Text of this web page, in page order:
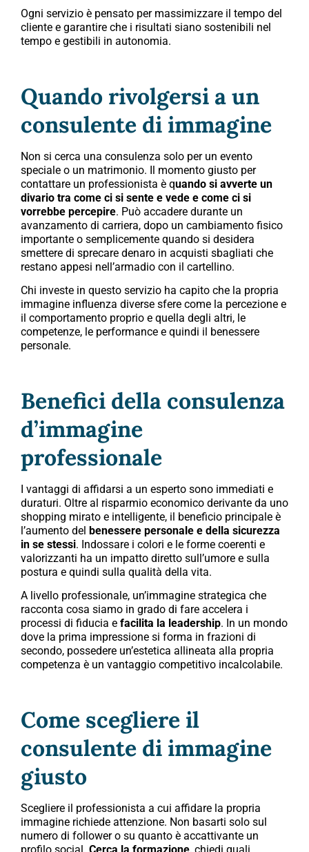
Ogni servizio è pensato per massimizzare il tempo del
cliente e garantire che i risultati siano sostenibili nel
tempo e gestibili in autonomia.
Quando rivolgersi a un
consulente di immagine
Non si cerca una consulenza solo per un evento
speciale o un matrimonio. Il momento giusto per
contattare un professionista è quando si avverte un
divario tra come ci si sente e vede e come ci si
vorrebbe percepire. Può accadere durante un
avanzamento di carriera, dopo un cambiamento fisico
importante o semplicemente quando si desidera
smettere di sprecare denaro in acquisti sbagliati che
restano appesi nell’armadio con il cartellino.
Chi investe in questo servizio ha capito che la propria
immagine influenza diverse sfere come la percezione e
il comportamento proprio e quella degli altri, le
competenze, le performance e quindi il benessere
personale.
Benefici della consulenza
d’immagine
professionale
I vantaggi di affidarsi a un esperto sono immediati e
duraturi. Oltre al risparmio economico derivante da uno
shopping mirato e intelligente, il beneficio principale è
l’aumento del benessere personale e della sicurezza
in se stessi. Indossare i colori e le forme coerenti e
valorizzanti ha un impatto diretto sull’umore e sulla
postura e quindi sulla qualità della vita.
A livello professionale, un’immagine strategica che
racconta cosa siamo in grado di fare accelera i
processi di fiducia e facilita la leadership. In un mondo
dove la prima impressione si forma in frazioni di
secondo, possedere un’estetica allineata alla propria
competenza è un vantaggio competitivo incalcolabile.
Come scegliere il
consulente di immagine
giusto
Scegliere il professionista a cui affidare la propria
immagine richiede attenzione. Non basarti solo sul
numero di follower o su quanto è accattivante un